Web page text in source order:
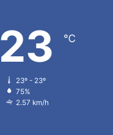
23 ℃
23º - 23º
75%
2.57 km/h